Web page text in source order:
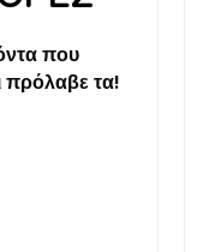
που
πρόλαβε τα!